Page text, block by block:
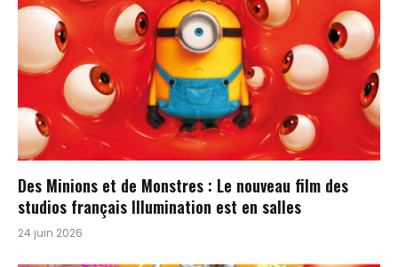
Des Minions et de Monstres : Le nouveau film des
studios français Illumination est en salles
24 juin 2026